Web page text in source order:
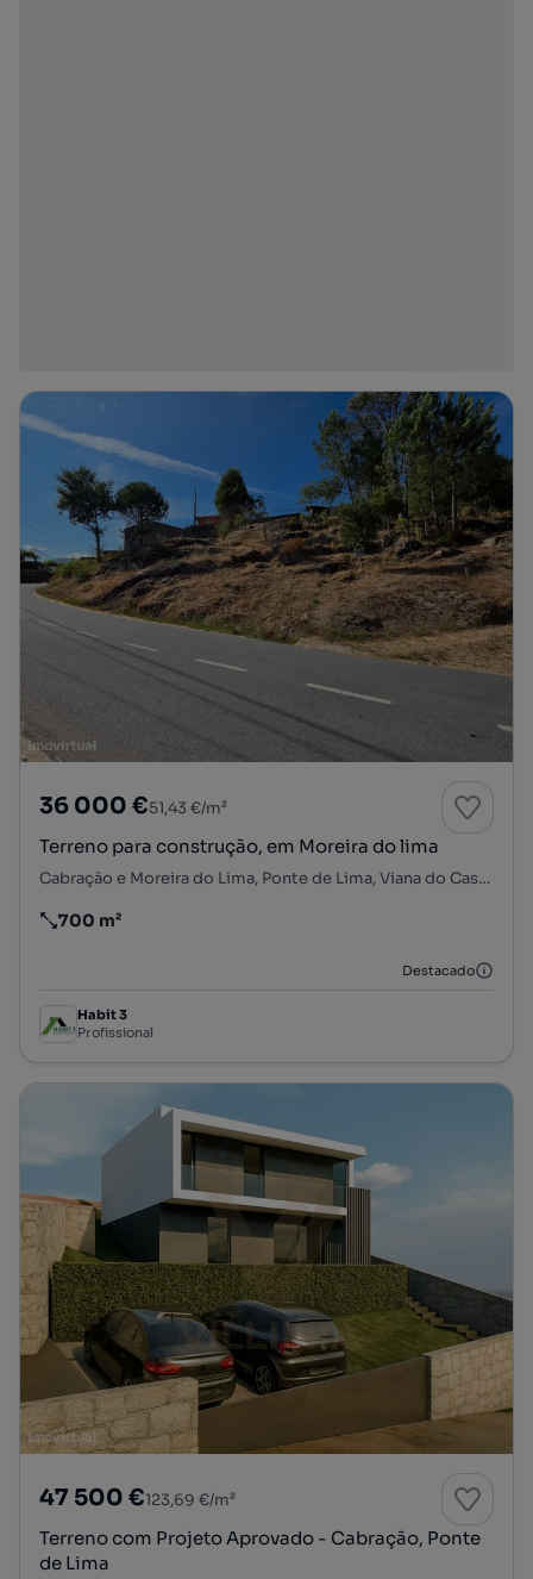
36 000 €51,43 €/m²
Terreno para construção, em Moreira do lima
Cabração e Moreira do Lima, Ponte de Lima, Viana do Castelo
Preço por metro quadrado
700 m²
Destacado
Habit 3
Profissional
47 500 €123,69 €/m²
Terreno com Projeto Aprovado - Cabração, Ponte
de Lima